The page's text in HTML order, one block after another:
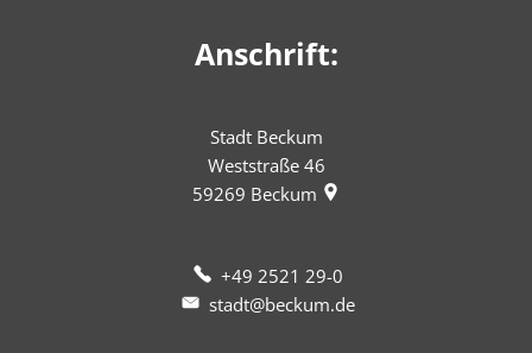
Anschrift:
Stadt Beckum
Weststraße 46
59269 Beckum
+49 2521 29-0
stadt@beckum.de